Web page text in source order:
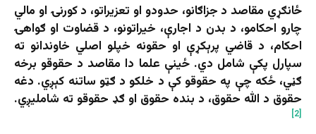
ځانګړي مقاصد د جزاګانو، حدودو او تعزیراتو، د کورنۍ او مالي
چارو احکامو، د بدن د اجارې، خیراتونو، د قضاوت او ګواهۍ
احکام، د قاضي پرېکړې او حقونه خپلو اصلي خاوندانو ته
سپارل پکې شامل دي. ځینې علما دا مقاصد د حقوقو برخه
ګڼي، ځکه چې په حقوقو کې د خلکو د ګټو ساتنه کېږي. دغه
حقوق د الله حقوق، د بنده حقوق او ګډ حقوقو ته شاملیږي.
[2]